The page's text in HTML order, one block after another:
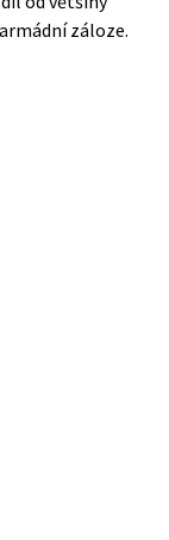
záloze.